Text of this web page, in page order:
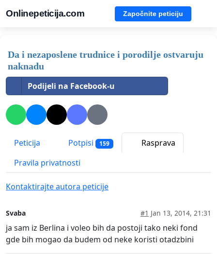
Onlinepeticija.com Započnite peticiju
Da i nezaposlene trudnice i porodilje ostvaruju
naknadu
Podijeli na Facebook-u
Peticija Potpisi 159
Rasprava
Pravila privatnosti
Kontaktirajte autora peticije
Svaba #1 Jan 13, 2014, 21:31
ja sam iz Berlina i voleo bih da postoji tako neki fond
gde bih mogao da budem od neke koristi otadzbini